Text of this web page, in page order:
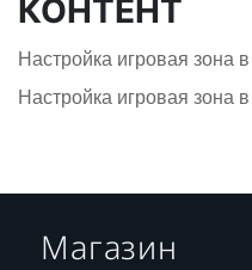
КОНТЕНТ
Настройка игровая зона
Настройка игровая зона
Магазин